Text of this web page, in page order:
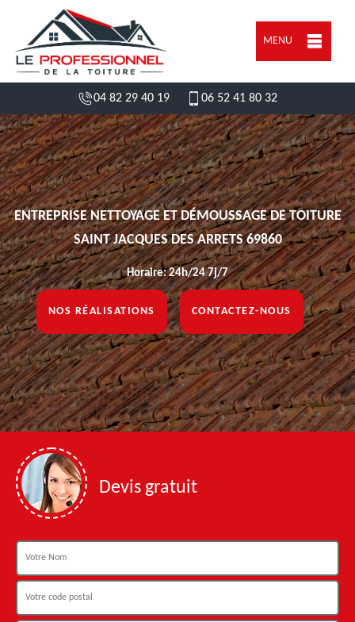
MENU
04 82 29 40 19 06 52 41 80 32
ENTREPRISE NETTOYAGE ET DÉMOUSSAGE DE TOITURE
SAINT JACQUES DES ARRETS 69860
Horaire: 24h/24 7j/7
NOS RÉALISATIONS CONTACTEZ-NOUS
Devis gratuit